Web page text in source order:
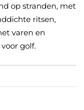
op stranden, met
ritsen,
varen en
golf.